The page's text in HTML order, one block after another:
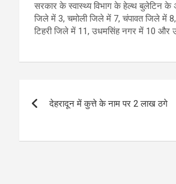
सरकार के स्वास्थ्य विभाग के हेल्थ बुलेटिन
जिले में 3, चमोली जिले में 7, चंपावत जिले में
टिहरी जिले में 11, उधमसिंह नगर में 10
navigation
देहरादून में कुत्ते के नाम पर 2 लाख ठगे